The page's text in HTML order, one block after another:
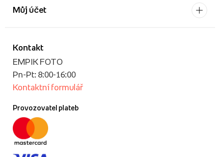
Kontakt
EMPIK FOTO
Pn-Pt: 8:00-16:00
Kontaktní formulář
Provozovatel plateb
Můj účet